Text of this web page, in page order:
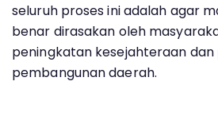
seluruh proses ini adalah agar
benar dirasakan oleh
peningkatan kesejahteraan
pembangunan daerah.